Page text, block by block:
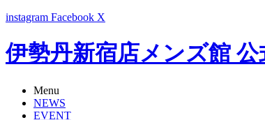
instagram Facebook X
伊勢丹新宿店メンズ館
Menu
NEWS
EVENT